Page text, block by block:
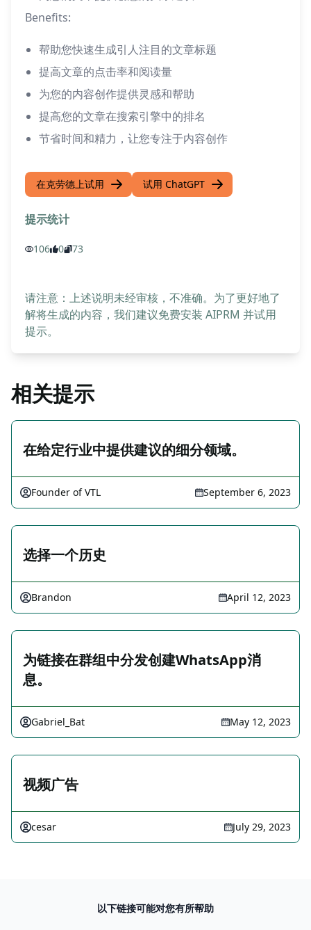
Benefits:
帮助您快速生成引人注目的文章标题
提高文章的点击率和阅读量
为您的内容创作提供灵感和帮助
提高您的文章在搜索引擎中的排名
节省时间和精力，让您专注于内容创作
在克劳德上试用 试用 ChatGPT
提示统计
106 0 73
请注意：上述说明未经审核，不准确。为了更好地了
解将生成的内容，我们建议免费安装 AIPRM 并试用
提示。
相关提示
在给定行业中提供建议的细分领域。
Founder of VTL September 6, 2023
选择一个历史
Brandon April 12, 2023
为链接在群组中分发创建WhatsApp消
息。
Gabriel_Bat May 12, 2023
视频广告
cesar July 29, 2023
以下链接可能对您有所帮助